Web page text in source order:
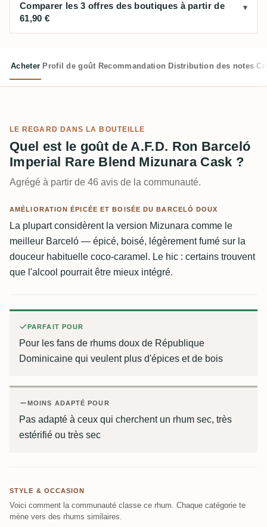
Comparer les 3 offres des boutiques à partir de
61,90 €
Acheter Profil de goût Recommandation Distribution des notes
LE REGARD DANS LA BOUTEILLE
Quel est le goût de A.F.D. Ron Barceló
Imperial Rare Blend Mizunara Cask ?
Agrégé à partir de 46 avis de la communauté.
AMÉLIORATION ÉPICÉE ET BOISÉE DU BARCELÓ DOUX
La plupart considèrent la version Mizunara comme le
meilleur Barceló — épicé, boisé, légèrement fumé sur la
douceur habituelle coco-caramel. Le hic : certains trouvent
que l'alcool pourrait être mieux intégré.
PARFAIT POUR
Pour les fans de rhums doux de République
Dominicaine qui veulent plus d'épices et de bois
MOINS ADAPTÉ POUR
Pas adapté à ceux qui cherchent un rhum sec, très
estérifié ou très sec
STYLE & OCCASION
Voici comment la communauté classe ce rhum. Chaque catégorie te
mène vers des rhums similaires.